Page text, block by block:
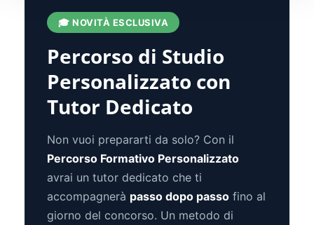
🎓 NOVITÀ ESCLUSIVA
Percorso di Studio
Personalizzato con
Tutor Dedicato
Non vuoi prepararti da solo? Con il
Percorso Formativo Personalizzato
avrai un tutor dedicato che ti
accompagnerà passo dopo passo fino al
giorno del concorso. Un metodo di